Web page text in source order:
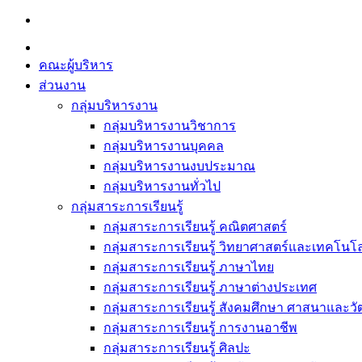
Skip
content
คณะผู้บริหาร
ส่วนงาน
กลุ่มบริหารงาน
กลุ่มบริหารงานวิชาการ
กลุ่มบริหารงานบุคคล
กลุ่มบริหารงานงบประมาณ
กลุ่มบริหารงานทั่วไป
กลุ่มสาระการเรียนรู้
กลุ่มสาระการเรียนรู้ คณิตศาสตร์
กลุ่มสาระการเรียนรู้ วิทยาศาสตร์และเทคโนโ
กลุ่มสาระการเรียนรู้ ภาษาไทย
กลุ่มสาระการเรียนรู้ ภาษาต่างประเทศ
กลุ่มสาระการเรียนรู้ สังคมศึกษา ศาสนาและ
กลุ่มสาระการเรียนรู้ การงานอาชีพ
กลุ่มสาระการเรียนรู้ ศิลปะ